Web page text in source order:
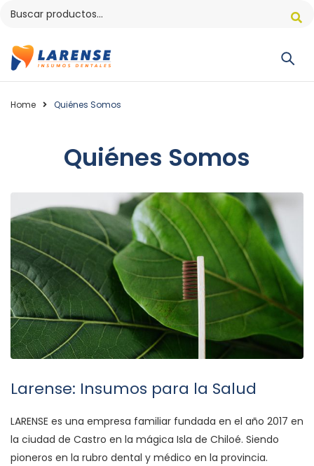
Home Quiénes Somos
Quiénes Somos
Larense: Insumos para la Salud
LARENSE es una empresa familiar fundada en el año 2017 en
la ciudad de Castro en la mágica Isla de Chiloé. Siendo
pioneros en la rubro dental y médico en la provincia.